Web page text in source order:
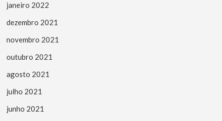
janeiro 2022
dezembro 2021
novembro 2021
outubro 2021
agosto 2021
julho 2021
junho 2021